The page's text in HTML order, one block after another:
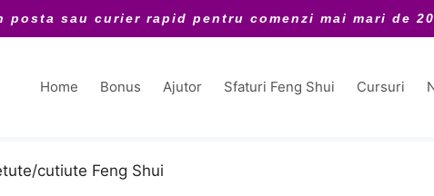
posta sau curier rapid pentru comenzi mai mari de
Home Bonus Ajutor Sfaturi Feng Shui Cursuri
cutiute Feng Shui